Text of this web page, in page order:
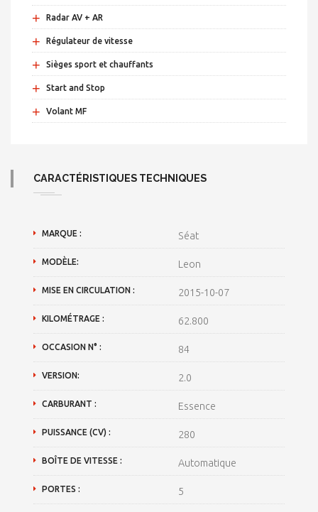
+
Radar AV + AR
+ Régulateur de vitesse
+ Sièges sport et chauffants
+ Start and Stop
+ Volant MF
CARACTÉRISTIQUES TECHNIQUES
MARQUE : Séat
MODÈLE: Leon
MISE EN CIRCULATION : 2015-10-07
KILOMÉTRAGE : 62.800
OCCASION N° : 84
VERSION: 2.0
CARBURANT : Essence
PUISSANCE (CV) : 280
BOÎTE DE VITESSE : Automatique
PORTES : 5